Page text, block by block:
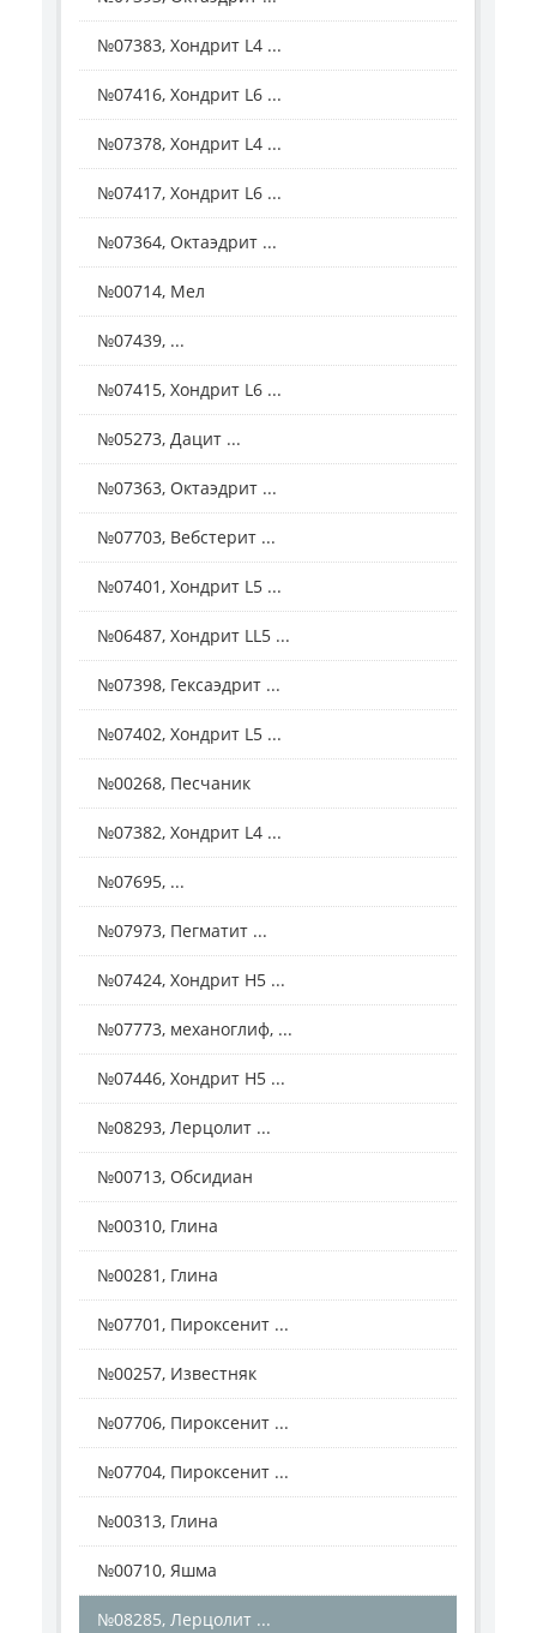
№07383, Хондрит L4 ...
№07416, Хондрит L6 ...
№07378, Хондрит L4 ...
№07417, Хондрит L6 ...
№07364, Октаэдрит ...
№00714, Мел
№07439, ...
№07415, Хондрит L6 ...
№05273, Дацит ...
№07363, Октаэдрит ...
№07703, Вебстерит ...
№07401, Хондрит L5 ...
№06487, Хондрит LL5 ...
№07398, Гексаэдрит ...
№07402, Хондрит L5 ...
№00268, Песчаник
№07382, Хондрит L4 ...
№07695, ...
№07973, Пегматит ...
№07424, Хондрит Н5 ...
№07773, механоглиф, ...
№07446, Хондрит Н5 ...
№08293, Лерцолит ...
№00713, Обсидиан
№00310, Глина
№00281, Глина
№07701, Пироксенит ...
№00257, Известняк
№07706, Пироксенит ...
№07704, Пироксенит ...
№00313, Глина
№00710, Яшма
№08285, Лерцолит ...